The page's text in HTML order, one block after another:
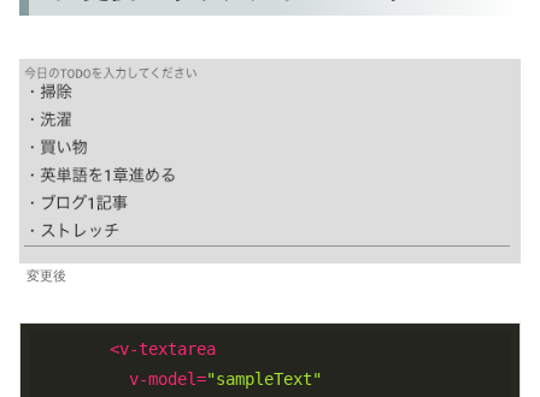
変更後
<v-textarea
v-model="sampleText"